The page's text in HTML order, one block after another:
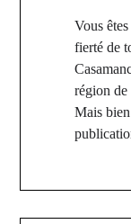
Vous
fierté de
région de
Mais